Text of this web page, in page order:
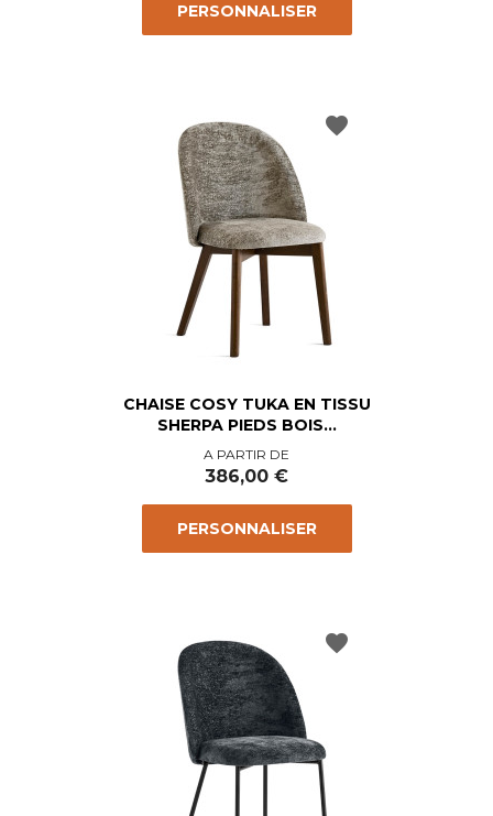
PERSONNALISER
CHAISE COSY TUKA EN TISSU
SHERPA PIEDS BOIS...
Prix
A PARTIR DE
386,00 €
PERSONNALISER
favorite
favorite